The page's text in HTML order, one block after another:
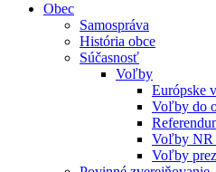
Obec
Samospráva
História obce
Súčasnosť
Voľby
Európske
Voľby do
Voľby NR
Voľby